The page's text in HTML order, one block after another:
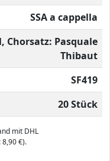
SSA a cappella
Chorsatz: Pasquale
Thibaut
SF419
20 Stück
mit DHL
€).